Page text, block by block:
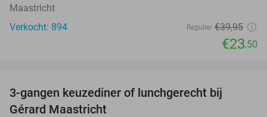
Maastricht
Verkocht: 894
Regulier €39,95
€23,50
3-gangen keuzediner of lunchgerecht bij
Gérard Maastricht